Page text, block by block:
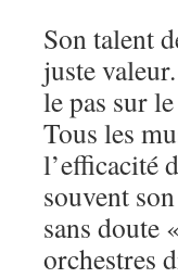
Son talent
juste
le pas sur
Tous les
l’efficacité
souvent
sans doute
orchestres